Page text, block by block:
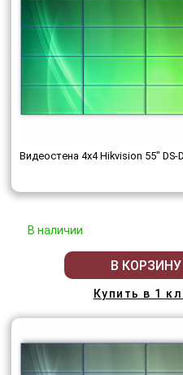
Видеостена 4x4 Hikvision 55" DS-
В наличии
В КОРЗИНУ
Купить в 1